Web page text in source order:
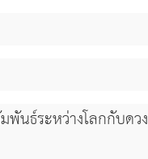
พันธ์ระหว่างโลกกับดวง